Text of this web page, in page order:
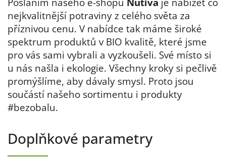
nejkvalitnější potraviny z celého světa za
příznivou cenu. V nabídce tak máme široké
spektrum produktů v BIO kvalitě, které jsme
pro vás sami vybrali a vyzkoušeli. Své místo si
u nás našla i ekologie. Všechny kroky si pečlivě
promýšlíme, aby dávaly smysl. Proto jsou
součástí našeho sortimentu i produkty
#bezobalu.
Doplňkové parametry